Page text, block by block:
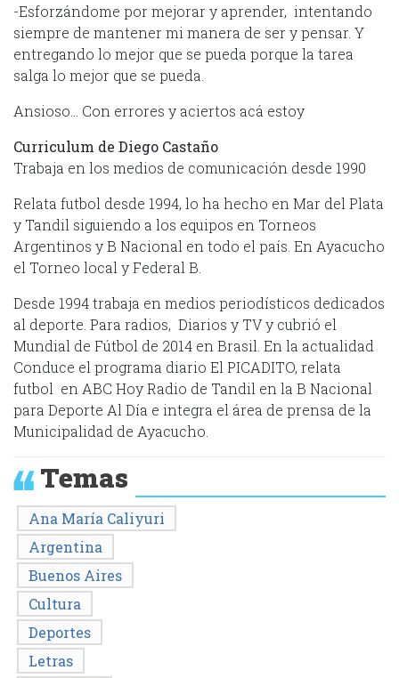
-Esforzándome por mejorar y aprender, intentando
siempre de mantener mi manera de ser y pensar. Y
entregando lo mejor que se pueda porque la tarea
salga lo mejor que se pueda.
Ansioso… Con errores y aciertos acá estoy
Curriculum de Diego Castaño
Trabaja en los medios de comunicación desde 1990
Relata futbol desde 1994, lo ha hecho en Mar del Plata
y Tandil siguiendo a los equipos en Torneos
Argentinos y B Nacional en todo el país. En Ayacucho
el Torneo local y Federal B.
Desde 1994 trabaja en medios periodísticos dedicados
al deporte. Para radios, Diarios y TV y cubrió el
Mundial de Fútbol de 2014 en Brasil. En la actualidad
Conduce el programa diario El PICADITO, relata
futbol en ABC Hoy Radio de Tandil en la B Nacional
para Deporte Al Día e integra el área de prensa de la
Municipalidad de Ayacucho.
Temas
Ana María Caliyuri
Argentina
Buenos Aires
Cultura
Deportes
Letras